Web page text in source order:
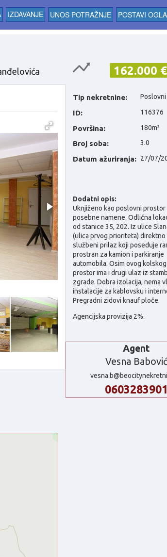
IZDAVANJE UNOS POTRAŽNJE POSTAVI
162.000 €
Tip nekretnine:
ID: 116376
Površina: 180m²
Broj soba: 3.0
Datum ažuriranja: 27/07/
Dodatni opis:
Uknjiženo kao poslovni prostor
posebne namene. Odlična
od stanice 35, 202. Iz ulice
(ulica prvog prioriteta) direktno
službeni prilaz koji poseduje
prostran za kamion i parkiranje
automobila. Osim ovog
prostor ima i drugi ulaz iz
zgrade. Dobra izolacija, nema
instalacije za kablovsku i
Pregradni zidovi knauf ploče.
Agencijska provizija 2%.
Agent
Vesna Babović
0603283901